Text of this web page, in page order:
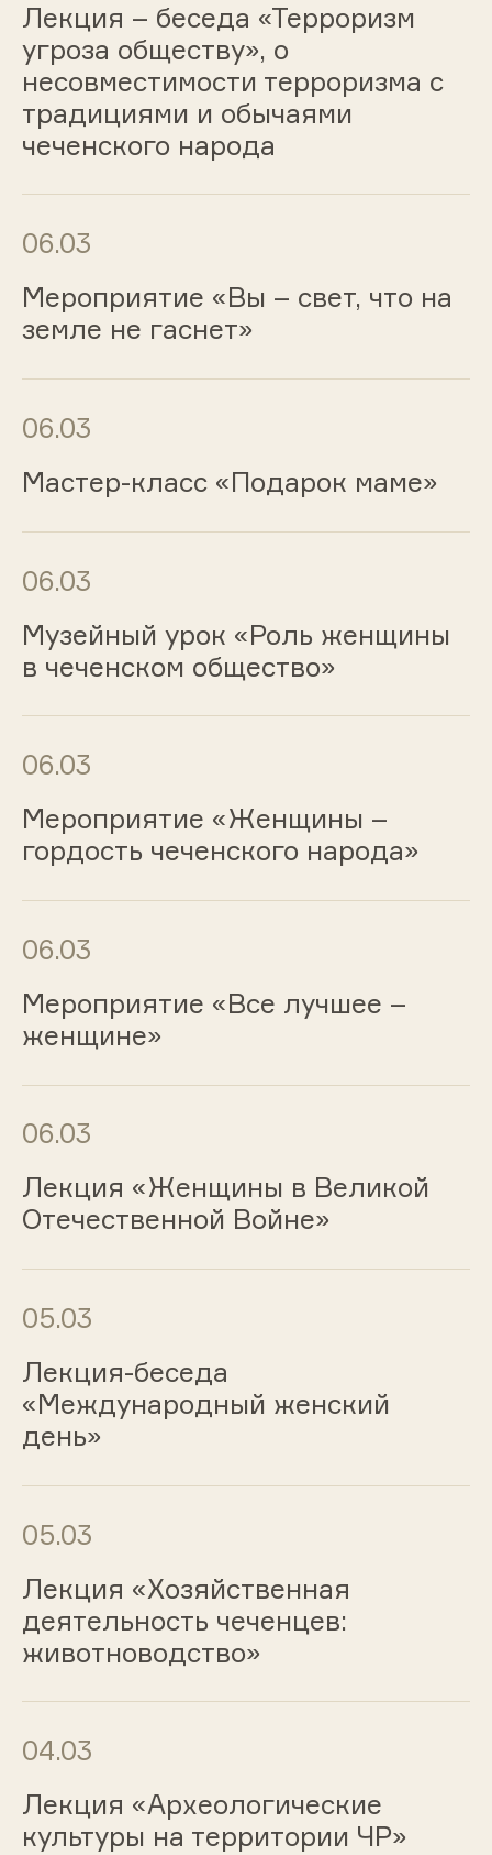
Лекция – беседа «Терроризм
угроза обществу», о
несовместимости терроризма с
традициями и обычаями
чеченского народа
06.03
Мероприятие «Вы – свет, что на
земле не гаснет»
06.03
Мастер-класс «Подарок маме»
06.03
Музейный урок «Роль женщины
в чеченском общество»
06.03
Мероприятие «Женщины –
гордость чеченского народа»
06.03
Мероприятие «Все лучшее –
женщине»
06.03
Лекция «Женщины в Великой
Отечественной Войне»
05.03
Лекция-беседа
«Международный женский
день»
05.03
Лекция «Хозяйственная
деятельность чеченцев:
животноводство»
04.03
Лекция «Археологические
культуры на территории ЧР»